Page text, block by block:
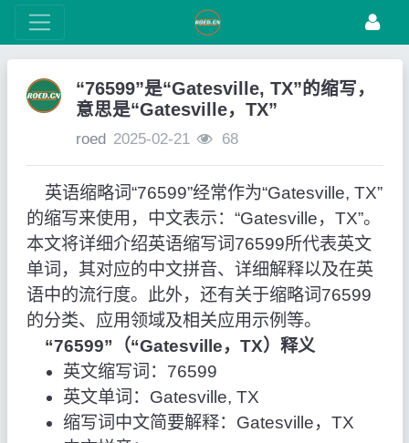
“76599”是“Gatesville, TX”的缩写，
意思是“Gatesville，TX”
roed 2025-02-21 68
英语缩略词“76599”经常作为“Gatesville, TX”
的缩写来使用，中文表示：“Gatesville，TX”。
本文将详细介绍英语缩写词76599所代表英文
单词，其对应的中文拼音、详细解释以及在英
语中的流行度。此外，还有关于缩略词76599
的分类、应用领域及相关应用示例等。
“76599”（“Gatesville，TX）释义
英文缩写词：76599
英文单词：Gatesville, TX
缩写词中文简要解释：Gatesville，TX